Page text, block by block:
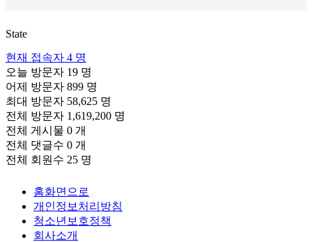
State
현재 접속자 4 명
오늘 방문자 19 명
어제 방문자 899 명
최대 방문자 58,625 명
전체 방문자 1,619,200 명
전체 게시물 0 개
전체 댓글수 0 개
전체 회원수 25 명
홈화면으로
개인정보처리방침
청소년보호정책
회사소개